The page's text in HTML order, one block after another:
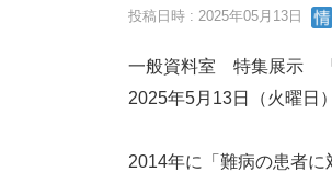
投稿日時 : 2025年05月13日
一般資料室 特集展示 『
2025年5月13日（火曜日
2014年に「難病の患者